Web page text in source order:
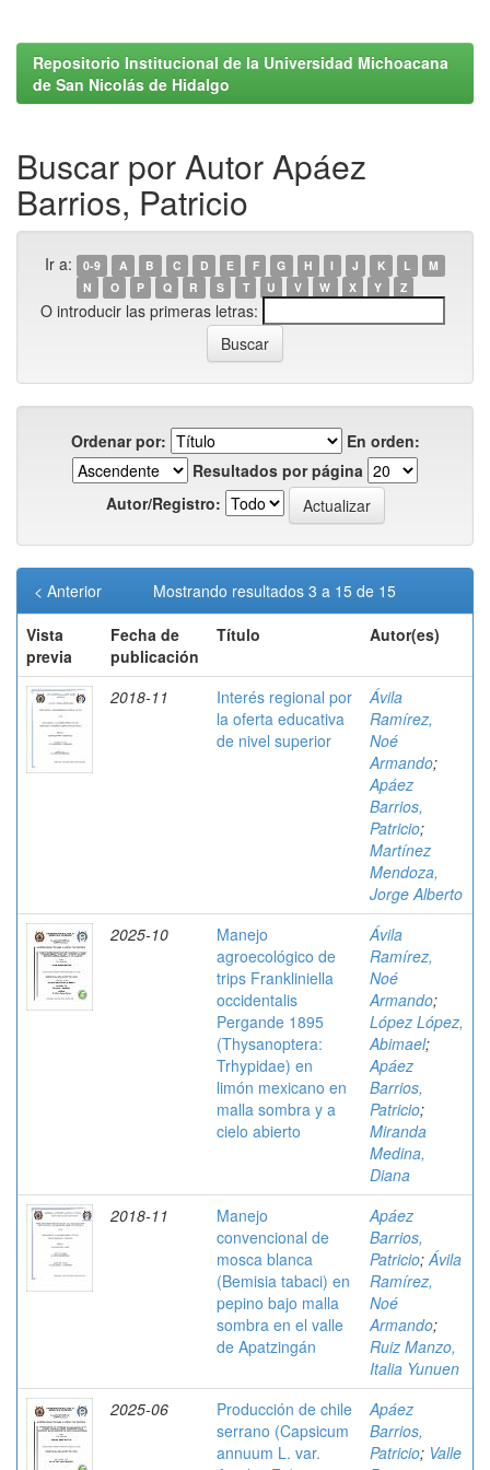
Repositorio Institucional de la Universidad Michoacana
de San Nicolás de Hidalgo
Buscar por Autor Apáez
Barrios, Patricio
Ir a: 0-9 A B C D E F G H I J K L
M
N
O P Q R S T U V W X Y Z
O introducir las primeras letras:
Ordenar por:
En orden:
Resultados por página
Autor/Registro:
Mostrando resultados 3 a 15 de 15
< Anterior
Vista
previa
Fecha de
publicación
Título Autor(es)
2018-11
Interés regional por
la oferta educativa
de nivel superior
Ávila
Ramírez,
Noé
Armando;
Apáez
Barrios,
Patricio;
Martínez
Mendoza,
Jorge Alberto
2025-10
Manejo
agroecológico de
trips Frankliniella
occidentalis
Pergande 1895
(Thysanoptera:
Trhypidae) en
limón mexicano en
malla sombra y a
cielo abierto
Ávila
Ramírez,
Noé
Armando;
López López,
Abimael;
Apáez
Barrios,
Patricio;
Miranda
Medina,
Diana
2018-11
Manejo
convencional de
mosca blanca
(Bemisia tabaci) en
pepino bajo malla
sombra en el valle
de Apatzingán
Apáez
Barrios,
Patricio;Ávila
Ramírez,
Noé
Armando;
Ruiz Manzo,
Italia Yunuen
2025-06
Producción de chile
serrano (Capsicum
annuum L. var.
Apáez
Barrios,
Patricio; Valle